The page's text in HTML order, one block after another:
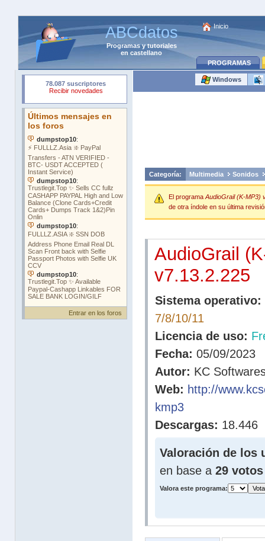
ABCdatos
Programasytutoriales
en castellano
Inicio
PROGRAMAS
Entrar en los foros
Windows
Categoría: Multimedia Sonidos
El programa AudioGrail (K-MP3)
de otra índole en su última
AudioGrail
v7.13.2.225
Sistema operativo:
7/8/10/11
Licencia de uso:
Fecha: 05/09/2023
Autor: KC
Web: http://
kmp3
Descargas: 18.446
Valoración de los
en base a 29 votos
Valora este programa: